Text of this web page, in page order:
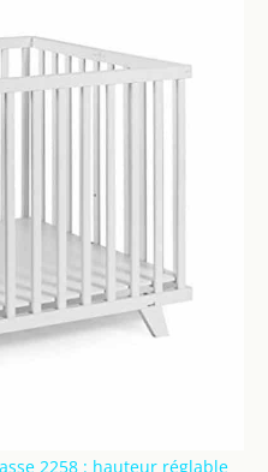
2258 : hauteur réglable